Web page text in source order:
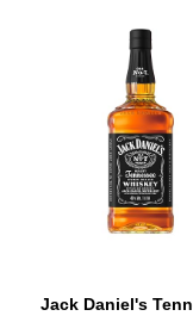
Jack Daniel's